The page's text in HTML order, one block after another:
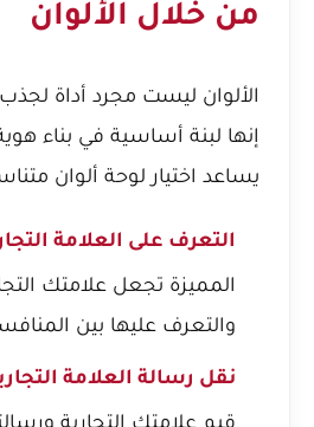
من خلال الألوان
الألوان ليست مجرد أداة لجذب
إنها لبنة أساسية في بناء
يساعد اختيار لوحة ألوان
التعرف على العلامة
المميزة تجعل علامتك
والتعرف عليها بين
نقل رسالة العلامة
قيم علامتك التجارية